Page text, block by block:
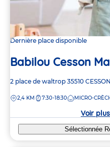
Dernière place disponible
Babilou Cesson
Adresse
la
2 place de waltrop 35510
DISTANCE
2,4 KM 7:30-18:30 MICRO-
Voir
Sélectionnée